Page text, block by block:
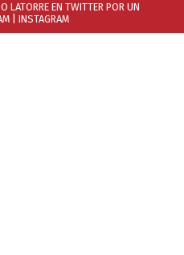
LATORRE EN TWITTER POR UN
| INSTAGRAM